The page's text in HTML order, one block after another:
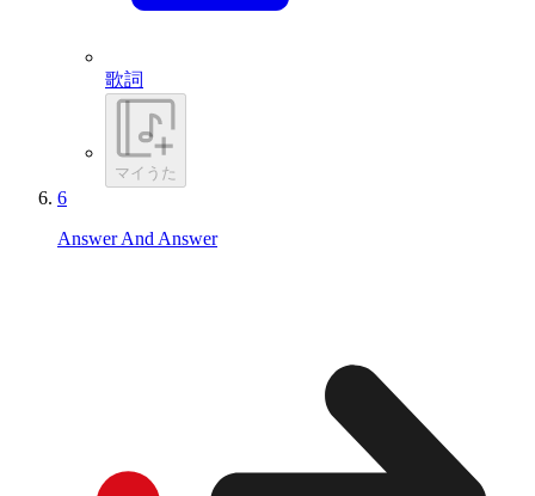
歌詞
マイうた
6
Answer And Answer